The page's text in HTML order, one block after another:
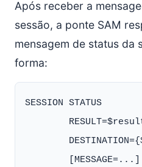
Após receber a
sessão, a ponte SAM
mensagem de status da
forma:
SESSION STATUS